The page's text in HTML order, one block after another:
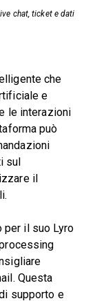
chat, ticket e dati
che
e
le interazioni
può
sul
il
per il suo Lyro
Questa
supporto e